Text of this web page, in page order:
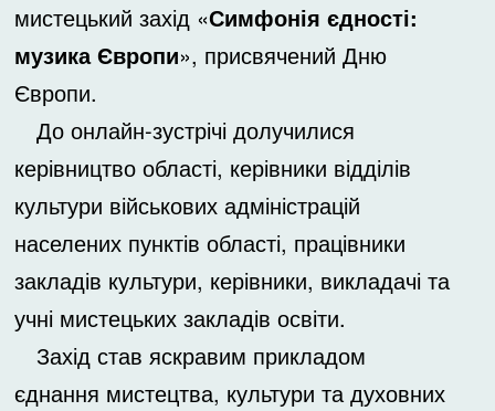
мистецький захід «Симфонія єдності:
музика Європи», присвячений Дню
Європи.
До онлайн-зустрічі долучилися
керівництво області, керівники відділів
культури військових адміністрацій
населених пунктів області, працівники
закладів культури, керівники, викладачі та
учні мистецьких закладів освіти.
Захід став яскравим прикладом
єднання мистецтва, культури та духовних